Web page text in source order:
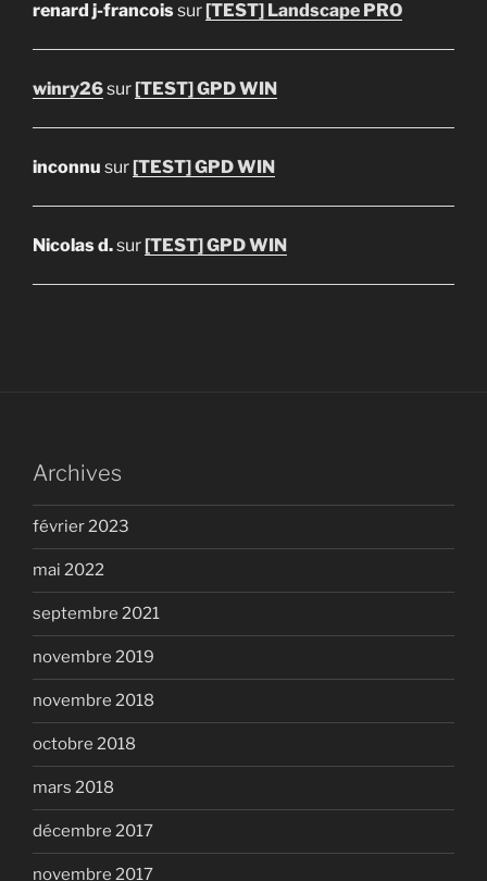
renard j-francoissur[TEST] Landscape PRO
winry26sur[TEST] GPD WIN
inconnu sur[TEST] GPD WIN
Nicolas d.sur[TEST] GPD WIN
Archives
février 2023
mai 2022
septembre 2021
novembre 2019
novembre 2018
octobre 2018
mars 2018
décembre 2017
novembre 2017